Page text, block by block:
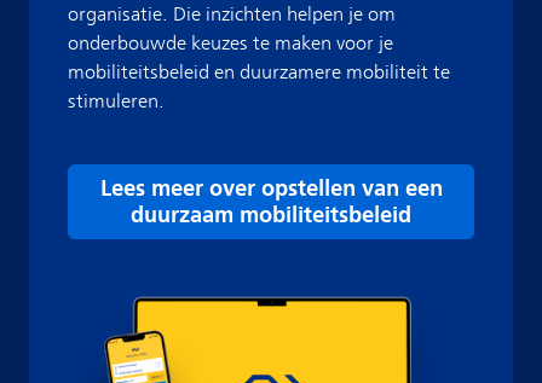
organisatie. Die inzichten helpen je om
onderbouwde keuzes te maken voor je
mobiliteitsbeleid en duurzamere mobiliteit te
stimuleren.
Lees meer over opstellen van een
duurzaam mobiliteitsbeleid